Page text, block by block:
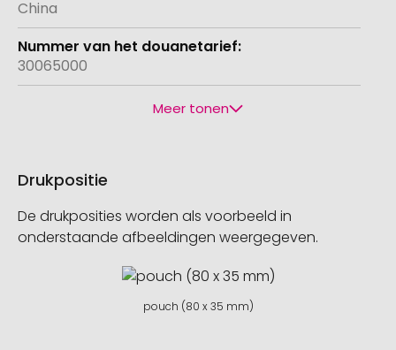
China
30065000
Meer tonen
Drukpositie
De drukposities worden als voorbeeld in
onderstaande afbeeldingen weergegeven.
pouch (80 x 35 mm)